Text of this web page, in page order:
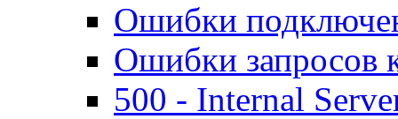
Ошибки
Ошибки запросов
500 - Internal